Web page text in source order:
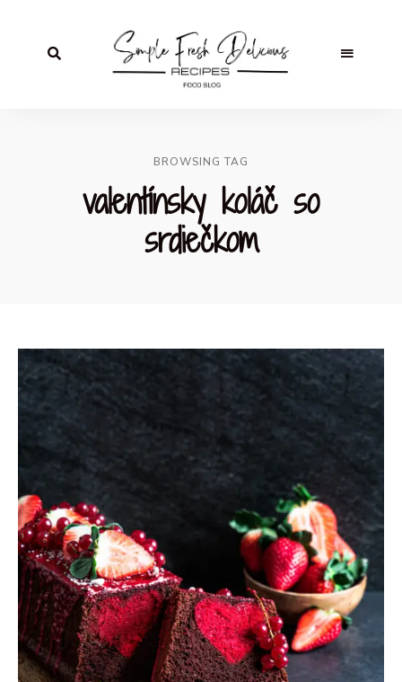
BROWSING TAG
valentínsky koláč so
srdiečkom